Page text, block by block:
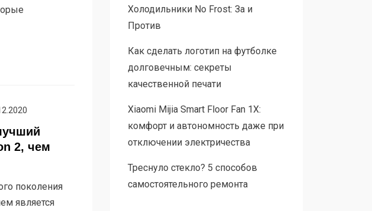
2, чем
поколения
является
Холодильники No Frost: За и
Против
Как сделать логотип на футболке
долговечным: секреты
качественной печати
Xiaomi Mijia Smart Floor Fan 1X:
комфорт и автономность даже при
отключении электричества
Треснуло стекло? 5 способов
самостоятельного ремонта